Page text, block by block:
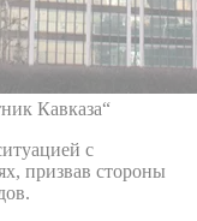
Кавказа“
с
призвав стороны